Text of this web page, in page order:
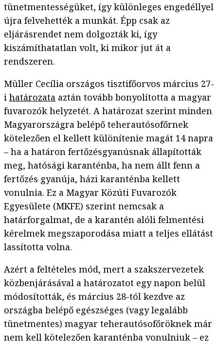
tünetmentességüket, így különleges engedéllyel
újra felvehették a munkát. Épp csak az
eljárásrendet nem dolgozták ki, így
kiszámíthatatlan volt, ki mikor jut át a
rendszeren.
Müller Cecília országos tisztifőorvos március 27-
i határozata aztán tovább bonyolította a magyar
fuvarozók helyzetét. A határozat szerint minden
Magyarországra belépő teherautósofőrnek
kötelezően el kellett különítenie magát 14 napra
– ha a határon fertőzésgyanúsnak állapították
meg, hatósági karanténba, ha nem állt fenn a
fertőzés gyanúja, házi karanténba kellett
vonulnia. Ez a Magyar Közúti Fuvarozók
Egyesülete (MKFE) szerint nemcsak a
határforgalmat, de a karantén alóli felmentési
kérelmek megszaporodása miatt a teljes ellátást
lassította volna.
Azért a feltételes mód, mert a szakszervezetek
közbenjárásával a határozatot egy napon belül
módosították, és március 28-tól kezdve az
országba belépő egészséges (vagy legalább
tünetmentes) magyar teherautósofőröknek már
nem kell kötelezően karanténba vonulniuk – ez